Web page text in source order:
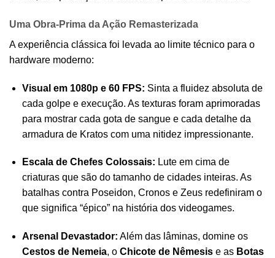
Uma Obra-Prima da Ação Remasterizada
A experiência clássica foi levada ao limite técnico para o
hardware moderno:
Visual em 1080p e 60 FPS: Sinta a fluidez absoluta de
cada golpe e execução. As texturas foram aprimoradas
para mostrar cada gota de sangue e cada detalhe da
armadura de Kratos com uma nitidez impressionante.
Escala de Chefes Colossais: Lute em cima de
criaturas que são do tamanho de cidades inteiras. As
batalhas contra Poseidon, Cronos e Zeus redefiniram o
que significa “épico” na história dos videogames.
Arsenal Devastador: Além das lâminas, domine os
Cestos de Nemeia, o Chicote de Nêmesise as Botas